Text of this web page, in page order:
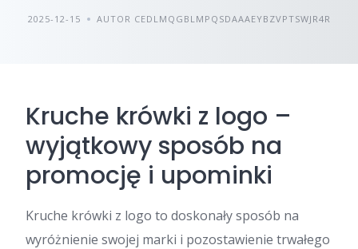
2025-12-15 AUTOR CEDLMQGBLMPQSDAAAEYBZVPTSWJR4R
Kruche krówki z logo –
wyjątkowy sposób na
promocję i upominki
Kruche krówki z logo to doskonały sposób na
wyróżnienie swojej marki i pozostawienie trwałego